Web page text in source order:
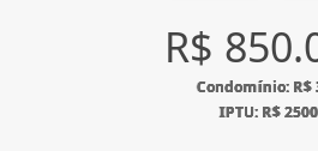
R$
Condomínio: R$
IPTU: R$ 2500